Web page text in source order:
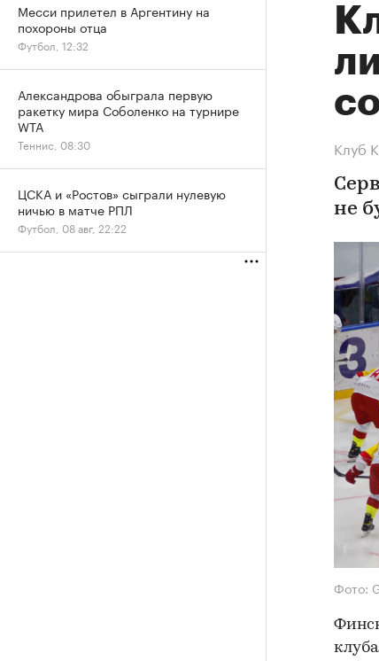
Клуб
не
Фото:
Месси прилетел в Аргентину на
похороны отца
Футбол, 12:32
Александрова обыграла первую
ракетку мира Соболенко на турнире
WTA
Теннис, 08:30
ЦСКА и «Ростов» сыграли нулевую
ничью в матче РПЛ
Футбол, 08 авг, 22:22